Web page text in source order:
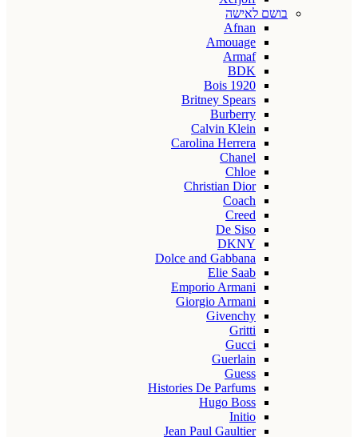
בושם לאישה
Afnan
Amouage
Armaf
BDK
Bois 1920
Britney Spears
Burberry
Calvin Klein
Carolina Herrera
Chanel
Chloe
Christian Dior
Coach
Creed
De Siso
DKNY
Dolce and Gabbana
Elie Saab
Emporio Armani
Giorgio Armani
Givenchy
Gritti
Gucci
Guerlain
Guess
Histories De Parfums
Hugo Boss
Initio
Jean Paul Gaultier